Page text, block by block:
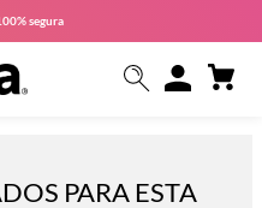
segura
PARA ESTA